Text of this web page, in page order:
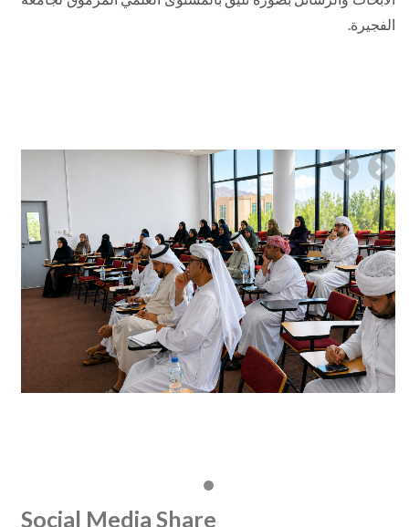
الفجيرة.
Previous
Social Media Share